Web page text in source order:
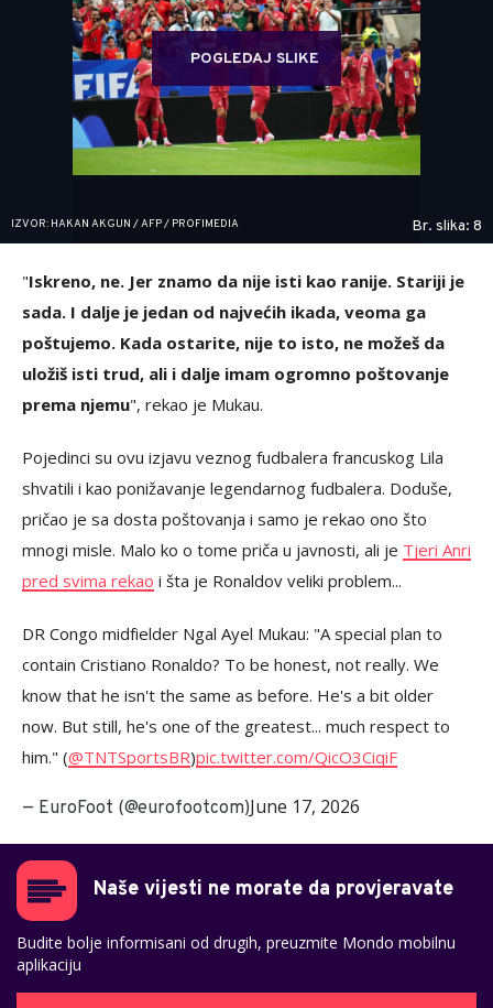
POGLEDAJ SLIKE
IZVOR: HAKAN AKGUN / AFP / PROFIMEDIA Br. slika: 8
"Iskreno, ne. Jer znamo da nije isti kao ranije. Stariji je
sada. I dalje je jedan od najvećih ikada, veoma ga
poštujemo. Kada ostarite, nije to isto, ne možeš da
uložiš isti trud, ali i dalje imam ogromno poštovanje
prema njemu", rekao je Mukau.
Pojedinci su ovu izjavu veznog fudbalera francuskog Lila
shvatili i kao ponižavanje legendarnog fudbalera. Doduše,
pričao je sa dosta poštovanja i samo je rekao ono što
mnogi misle. Malo ko o tome priča u javnosti, ali je Tjeri Anri
pred svima rekao i šta je Ronaldov veliki problem...
DR Congo midfielder Ngal Ayel Mukau: "A special plan to
contain Cristiano Ronaldo? To be honest, not really. We
know that he isn't the same as before. He's a bit older
now. But still, he's one of the greatest... much respect to
him." (@TNTSportsBR)pic.twitter.com/QicO3CiqiF
— EuroFoot (@eurofootcom)June 17, 2026
Naše vijesti ne morate da provjeravate
Budite bolje informisani od drugih, preuzmite Mondo mobilnu
aplikaciju